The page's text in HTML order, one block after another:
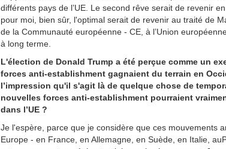
différents pays de l’UE. Le second rêve serait de revenir
pour moi, bien sûr, l'optimal serait de revenir au traité de
de la Communauté européenne - CE, à l’Union
à long terme.
L'élection de Donald Trump a été perçue comme un
forces anti-establishment gagnaient du terrain en
l’impression qu'il s'agit là de quelque chose de
nouvelles forces anti-establishment pourraient
dans l’UE ?
Je l'espère, parce que je considère que ces mouvements
Europe - en France, en Allemagne, en Suède, en Italie,